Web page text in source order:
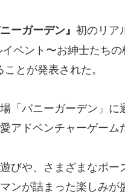
ニーガーデン』 初のリア
ベント〜お紳士たち
とが発表された。
「バニーガーデン」に
アドベンチャーゲーム
びや、さまざまなポー
ンが詰まった楽しみが